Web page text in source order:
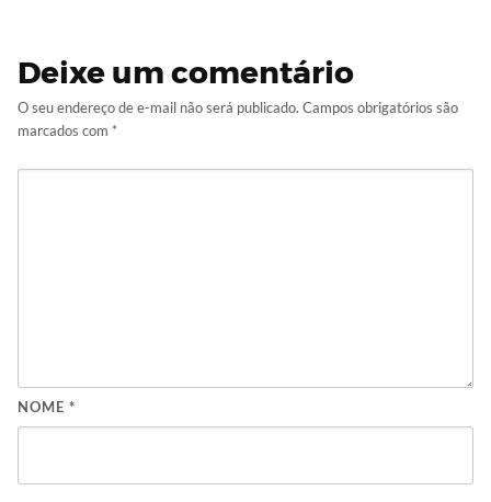
Deixe um comentário
O seu endereço de e-mail não será publicado. Campos obrigatórios são
marcados com *
NOME *